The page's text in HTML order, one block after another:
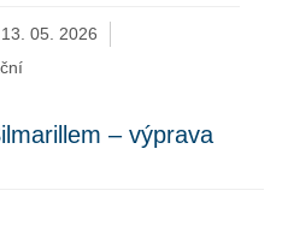
13. 05. 2026
– výprava